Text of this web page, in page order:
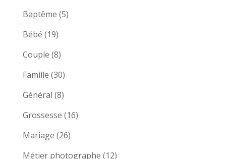
Baptême (5)
Bébé (19)
Couple (8)
Famille (30)
Général (8)
Grossesse (16)
Mariage (26)
Métier photographe (12)